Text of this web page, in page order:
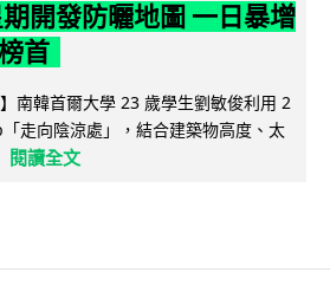
開發防曬地圖 一日暴增
首
南韓首爾大學 23 歲學生劉敏俊利用 2
走向陰涼處」，結合建築物高度、太
閱讀全文